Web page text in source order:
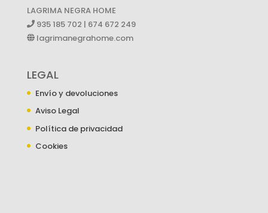
LAGRIMA NEGRA HOME
935 185 702 | 674 672 249
lagrimanegrahome.com
LEGAL
Envío y devoluciones
Aviso Legal
Política de privacidad
Cookies